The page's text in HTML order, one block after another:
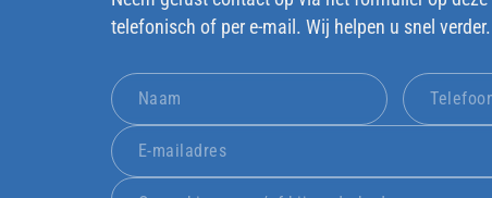
telefonisch of per e-mail. Wij helpen u snel verder.